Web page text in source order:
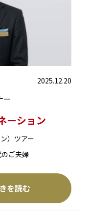
2025.12.20
ー
ーション
）ツアー
ご夫婦
を読む